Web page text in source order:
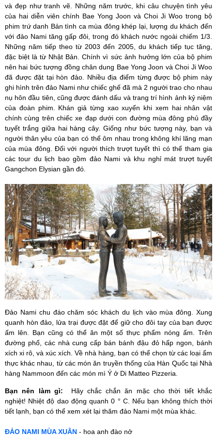
và đẹp như tranh vẽ. Những năm trước, khi câu chuyện tình yêu
của hai diễn viên chính Bae Yong Joon và Choi Ji Woo trong bộ
phim trứ danh Bản tình ca mùa đông khép lại, lượng du khách đến
với đảo Nami tăng gấp đôi, trong đó khách nước ngoài chiếm 1/3.
Những năm tiếp theo từ 2003 đến 2005, du khách tiếp tục tăng,
đặc biệt là từ Nhật Bản. Chính vì sức ảnh hưởng lớn của bộ phim
nên hai bức tượng đồng chân dung Bae Yong Joon và Choi Ji Woo
đã được đặt tại hòn đảo. Nhiều địa điểm từng được bộ phim này
ghi hình trên đảo Nami như chiếc ghế đã mà 2 người trao cho nhau
nụ hôn đầu tiên, cũng được đánh dấu và trang trí hình ảnh kỷ niệm
của đoàn phim. Khán giả từng xao xuyến khi xem hai nhân vật
chính cùng trên chiếc xe đạp dưới con đường mùa đông phủ đầy
tuyết trắng giữa hai hàng cây. Giống như bức tượng này, bạn và
người thân yêu của bạn có thể ôm nhau trong không khí lãng mạn
của mùa đông. Đối với người thích trượt tuyết thì có thể tham gia
các tour du lịch bao gồm đảo Nami và khu nghỉ mát trượt tuyết
Gangchon Elysian gần đó.
Đảo Nami chu đáo chăm sóc khách du lịch vào mùa đông. Xung
quanh hòn đảo, lửa trại được đặt để giữ cho đôi tay của bạn được
ấm lên. Bạn cũng có thể ăn một số thực phẩm nóng ấm.Trên
đường phố, các nhà cung cấp bán bánh đậu đỏ hấp ngon, bánh
xích xi rô, và xúc xích. Về nhà hàng, bạn có thể chọn từ các loại ẩm
thực khác nhau, từ các món ăn truyền thống của Hàn Quốc tại Nhà
hàng Nammoon đến các món mì Ý ở Di Matteo Pizzeria.
Bạn nên làm gì: Hãy chắc chắn ăn mặc cho thời tiết khắc
nghiệt! Nhiệt độ dao động quanh 0 ° C. Nếu bạn không thích thời
tiết lạnh, bạn có thể xem xét lại thăm đảo Nami một mùa khác.
ĐẢO NAMI MÙA XUÂN - hoa anh đào nở